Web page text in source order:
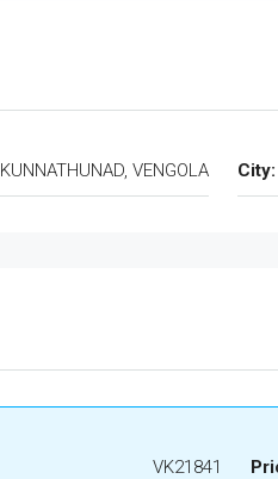
KUNNATHUNAD, VENGOLA City:
VK21841